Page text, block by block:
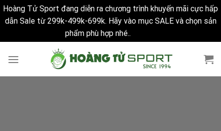
Hoàng Tử Sport đang diễn ra chương trình khuyến mãi cực hấp
dẫn Sale từ 299k-499k-699k. Hãy vào mục SALE và chọn sản
phẩm phù hợp nhé..